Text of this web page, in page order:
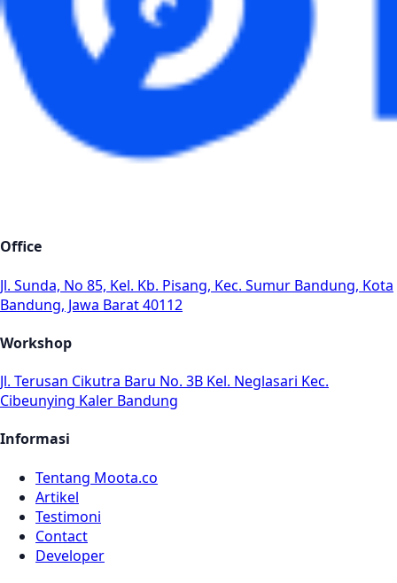
Office
Jl. Sunda, No 85, Kel. Kb. Pisang, Kec. Sumur Bandung, Kota
Bandung, Jawa Barat 40112
Workshop
Jl. Terusan Cikutra Baru No. 3B Kel. Neglasari Kec.
Cibeunying Kaler Bandung
Informasi
Tentang Moota.co
Artikel
Testimoni
Contact
Developer